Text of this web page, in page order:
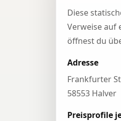
Diese
Verweise auf
öffnest du
Adresse
Frankfurter
58553 Halver
Preisprofile